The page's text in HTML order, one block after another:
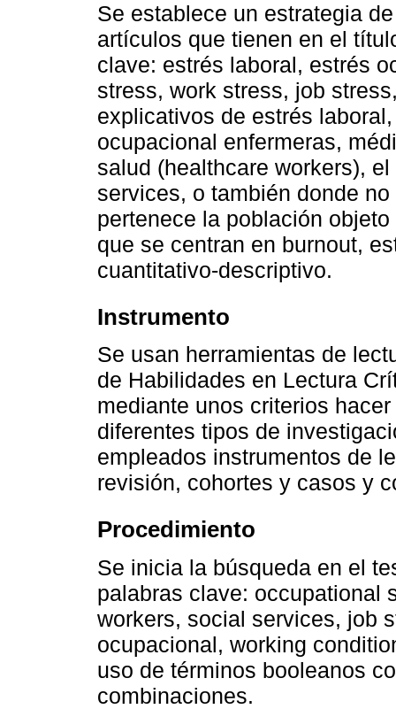
Se establece un estrategia
artículos que tienen en el
clave: estrés laboral, estrés
stress, work stress, job
explicativos de estrés
ocupacional enfermeras,
salud (healthcare workers),
services, o también donde
pertenece la población
que se centran en burnout,
cuantitativo-descriptivo.
Instrumento
Se usan herramientas de
de Habilidades en Lectura
mediante unos criterios
diferentes tipos de
empleados instrumentos de
revisión, cohortes y casos y
Procedimiento
Se inicia la búsqueda en el
palabras clave: occupational
workers, social services, job
ocupacional, working
uso de términos booleanos
combinaciones.